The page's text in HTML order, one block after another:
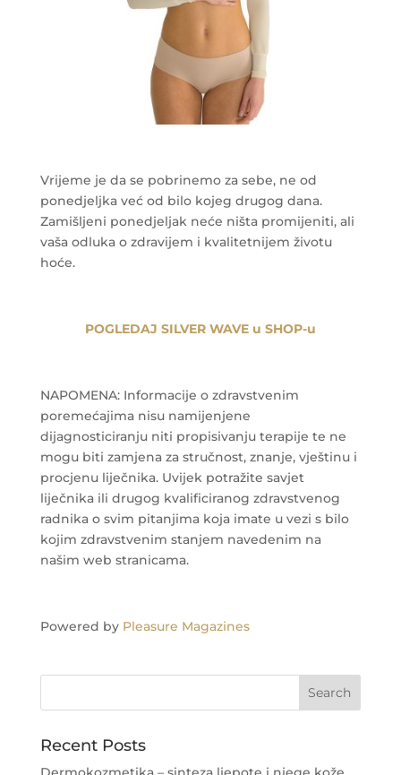
Vrijeme je da se pobrinemo za sebe, ne od
ponedjeljka već od bilo kojeg drugog dana.
Zamišljeni ponedjeljak neće ništa promijeniti, ali
vaša odluka o zdravijem i kvalitetnijem životu
hoće.
POGLEDAJ SILVER WAVE u SHOP-u
NAPOMENA: Informacije o zdravstvenim
poremećajima nisu namijenjene
dijagnosticiranju niti propisivanju terapije te ne
mogu biti zamjena za stručnost, znanje, vještinu i
procjenu liječnika. Uvijek potražite savjet
liječnika ili drugog kvalificiranog zdravstvenog
radnika o svim pitanjima koja imate u vezi s bilo
kojim zdravstvenim stanjem navedenim na
našim web stranicama.
Powered by Pleasure Magazines
Recent Posts